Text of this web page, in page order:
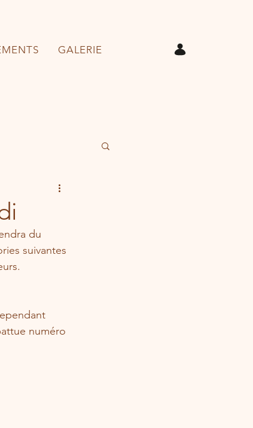
GALERIE
du
suivantes
numéro